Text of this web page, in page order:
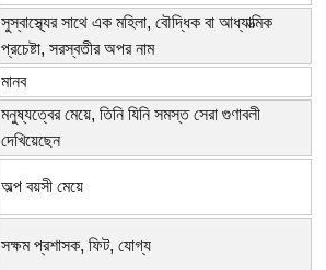
সুস্বাস্থ্যের সাথে এক মহিলা, বৌদ্ধিক বা আধ্যাত্মিক
প্রচেষ্টা, সরস্বতীর অপর নাম
মানব
মনুষ্যত্বের মেয়ে, তিনি যিনি সমস্ত সেরা গুণাবলী
দেখিয়েছেন
অল্প বয়সী মেয়ে
সক্ষম প্রশাসক, ফিট, যোগ্য